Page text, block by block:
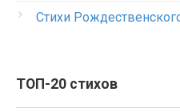
Стихи
ТОП-20 стихов